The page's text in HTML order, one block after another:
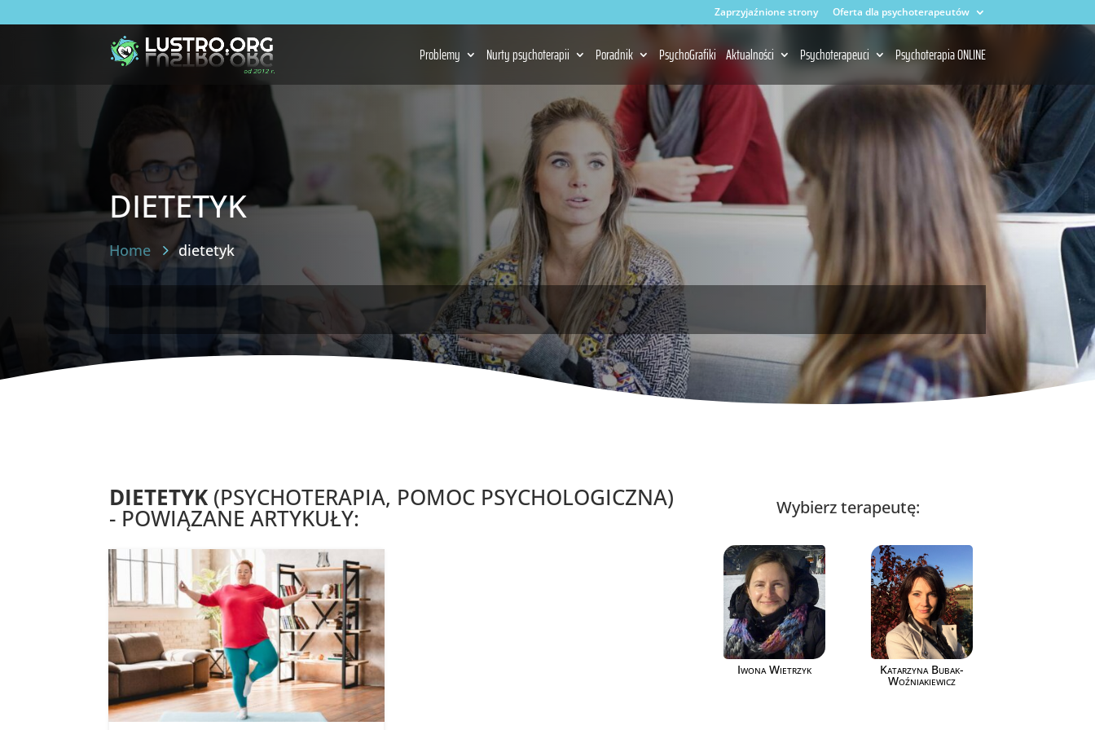
Zaprzyjaźnione strony Oferta dla psychoterapeutów
Problemy Nurty psychoterapii Poradnik PsychoGrafiki Aktualności Psychoterapeuci Psychoterapia ONLINE
dietetyk
Home dietetyk
DIETETYK (PSYCHOTERAPIA, POMOC PSYCHOLOGICZNA)
- POWIĄZANE ARTYKUŁY: Wybierz terapeutę:
Iwona Wietrzyk Katarzyna Bubak-
Woźniakiewicz